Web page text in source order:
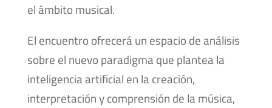
el ámbito musical.
El encuentro ofrecerá un espacio de análisis
sobre el nuevo paradigma que plantea la
inteligencia artificial en la creación,
interpretación y comprensión de la música,